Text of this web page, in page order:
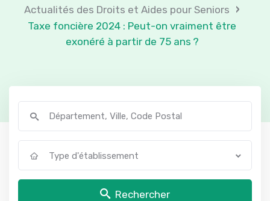
Actualités des Droits et Aides pour Seniors ›
Taxe foncière 2024 : Peut-on vraiment être
exonéré à partir de 75 ans ?
Type d'établissement
Rechercher